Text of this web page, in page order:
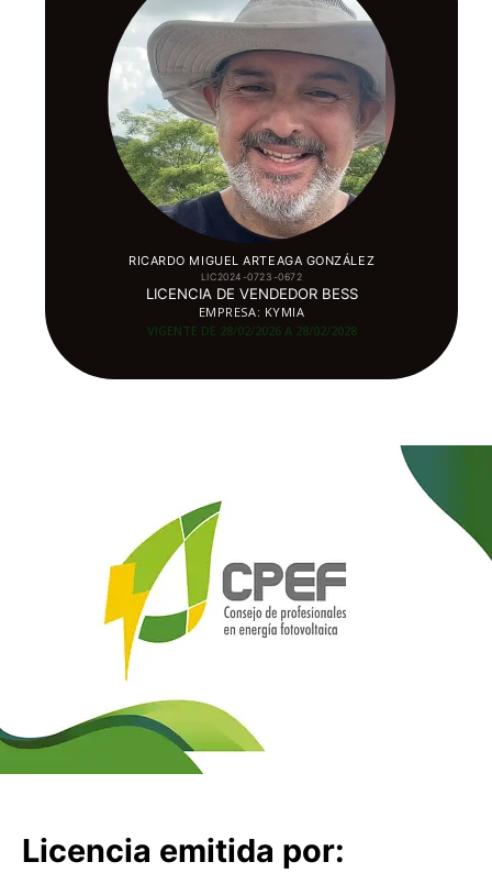
RICARDO MIGUEL ARTEAGA GONZÁLEZ
LIC2024-0723-0672
LICENCIA DE VENDEDOR BESS
EMPRESA: KYMIA
VIGENTE DE 28/02/2026 A 28/02/2028
Licencia emitida por: